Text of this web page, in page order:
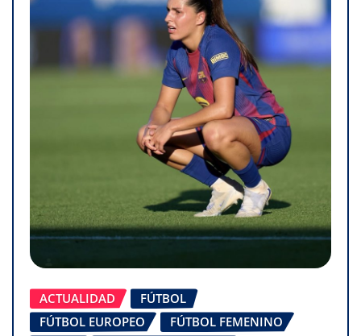
ACTUALIDAD
FÚTBOL
FÚTBOL EUROPEO
FÚTBOL FEMENINO